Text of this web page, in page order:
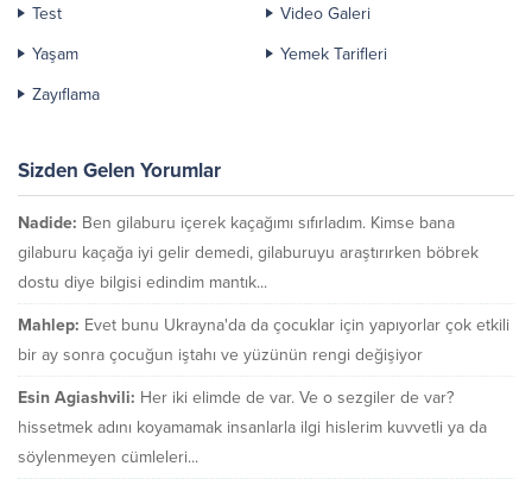
Test
Video Galeri
Yaşam
Yemek Tarifleri
Zayıflama
Sizden Gelen Yorumlar
Nadide: Ben gilaburu içerek kaçağımı sıfırladım. Kimse bana
gilaburu kaçağa iyi gelir demedi, gilaburuyu araştırırken böbrek
dostu diye bilgisi edindim mantık...
Mahlep: Evet bunu Ukrayna'da da çocuklar için yapıyorlar çok etkili
bir ay sonra çocuğun iştahı ve yüzünün rengi değişiyor
Esin Agiashvili: Her iki elimde de var. Ve o sezgiler de var?
hissetmek adını koyamamak insanlarla ilgi hislerim kuvvetli ya da
söylenmeyen cümleleri...